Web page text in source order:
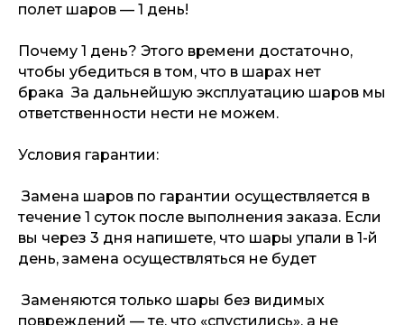
полет шаров — 1 день!
Почему 1 день? Этого времени достаточно,
чтобы убедиться в том, что в шарах нет
брака За дальнейшую эксплуатацию шаров мы
ответственности нести не можем.
Условия гарантии:
Замена шаров по гарантии осуществляется в
течение 1 суток после выполнения заказа. Если
вы через 3 дня напишете, что шары упали в 1-й
день, замена осуществляться не будет
Заменяются только шары без видимых
повреждений — те, что «спустились», а не